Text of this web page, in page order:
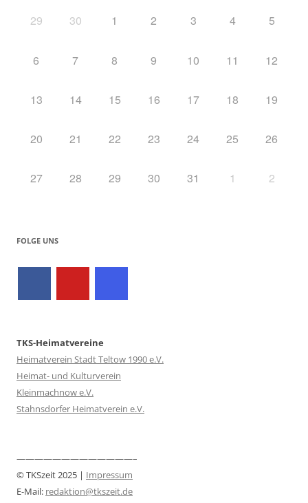
29 30 1 2 3 4 5
6 7 8 9 10 11 12
13 14 15 16 17 18 19
20 21 22 23 24 25 26
27 28 29 30 31 1 2
FOLGE UNS
TKS-Heimatvereine
Heimatverein Stadt Teltow 1990 e.V.
Heimat- und Kulturverein
Kleinmachnow e.V.
Stahnsdorfer Heimatverein e.V.
—————————————–
© TKSzeit 2025 | Impressum
E-Mail: redaktion@tkszeit.de